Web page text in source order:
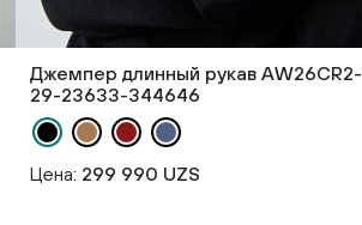
Джемпер длинный рукав AW26CR2-
29-23633-344646
Цена: 299 990 UZS